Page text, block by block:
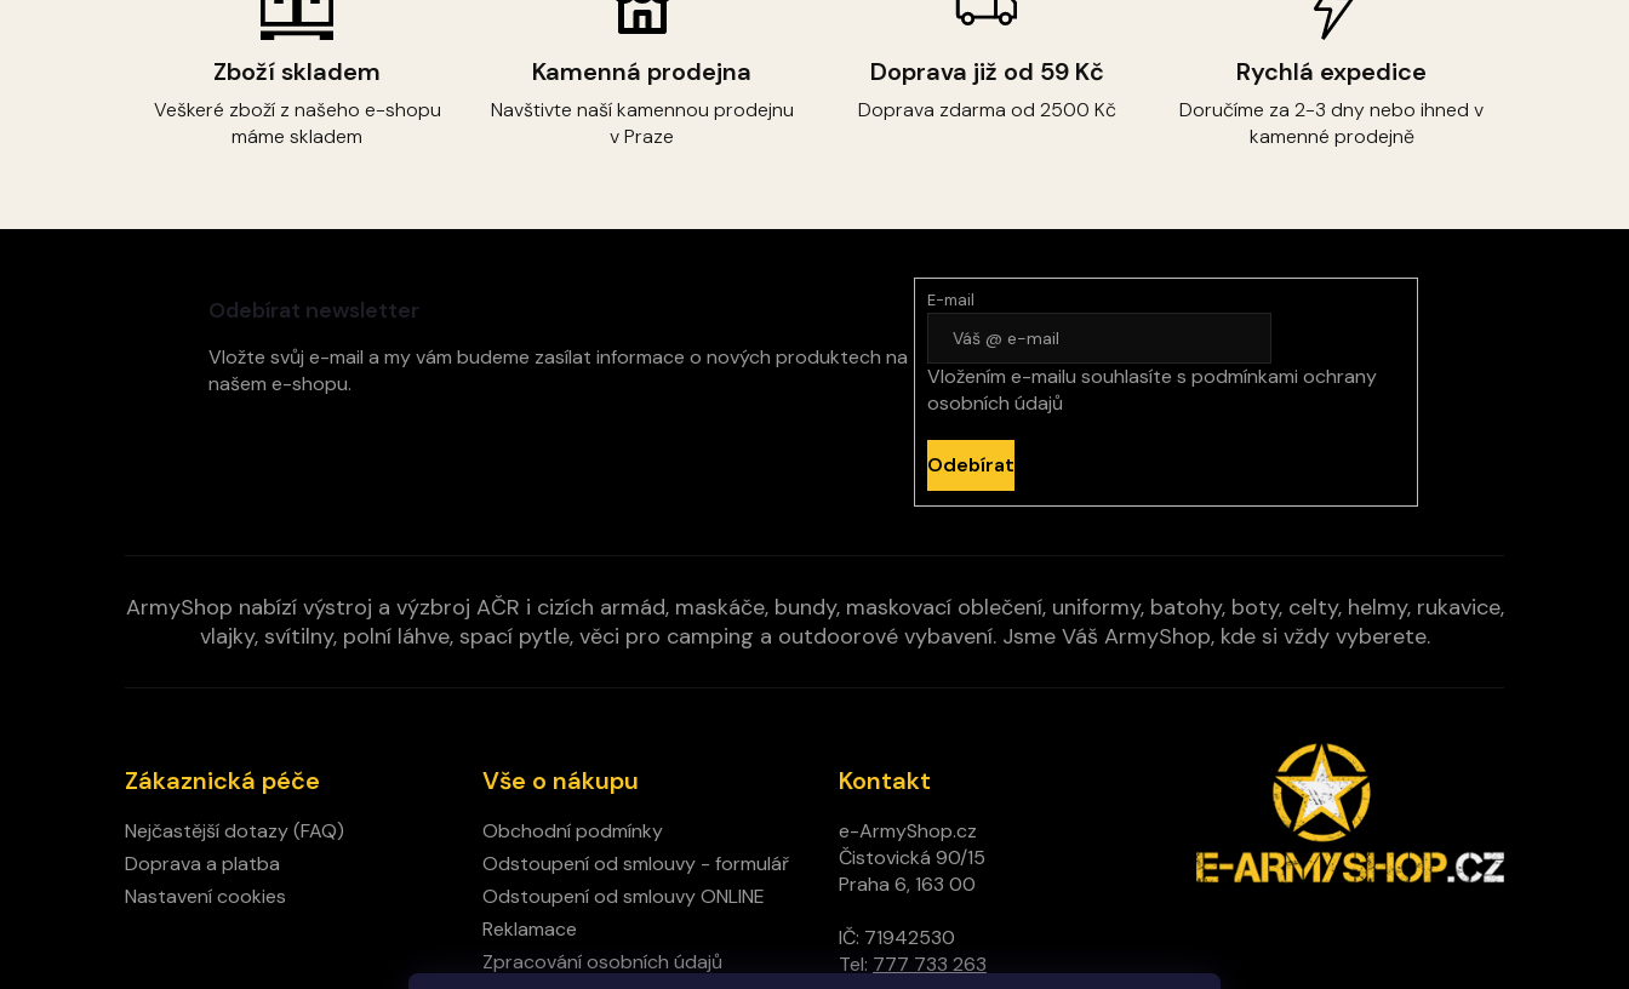
Zboží skladem
Veškeré zboží z našeho e-shopu
máme skladem
Kamenná prodejna
Navštivte naší kamennou prodejnu
v Praze
Doprava již od 59 Kč
Doprava zdarma od 2500 Kč
Rychlá expedice
Doručíme za 2-3 dny nebo ihned v
kamenné prodejně
Odebírat newsletter
Vložte svůj e-mail a my vám budeme zasílat informace o nových produktech na
našem e-shopu.
E-mail
Vložením e-mailu souhlasíte s podmínkami ochrany
osobních údajů
Odebírat
ArmyShop nabízí výstroj a výzbroj AČR i cizích armád, maskáče, bundy, maskovací oblečení, uniformy, batohy, boty, celty, helmy, rukavice,
vlajky, svítilny, polní láhve, spací pytle, věci pro camping a outdoorové vybavení. Jsme Váš ArmyShop, kde si vždy vyberete.
Zákaznická péče
Nejčastější dotazy (FAQ)
Doprava a platba
Nastavení cookies
Vše o nákupu
Obchodní podmínky
Odstoupení od smlouvy - formulář
Odstoupení od smlouvy ONLINE
Reklamace
Zpracování osobních údajů
Kontakt
e-ArmyShop.cz
Čistovická 90/15
Praha 6, 163 00
IČ: 71942530
Tel: 777 733 263